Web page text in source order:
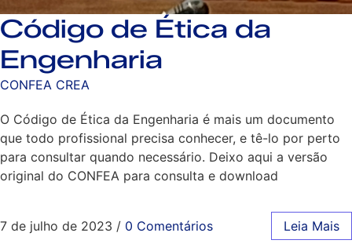
Código de Ética da
Engenharia
CONFEA CREA
O Código de Ética da Engenharia é mais um documento
que todo profissional precisa conhecer, e tê-lo por perto
para consultar quando necessário. Deixo aqui a versão
original do CONFEA para consulta e download
7 de julho de 2023 / 0 Comentários Leia Mais